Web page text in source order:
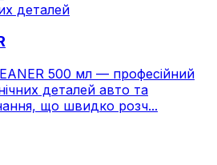
деталей
500 мл — професійний
деталей авто та
що швидко розч...